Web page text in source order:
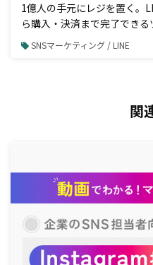
1億人の手元にレジを置く。
ら購入・決済まで完了でき
SNSマーケティング / LINE
関